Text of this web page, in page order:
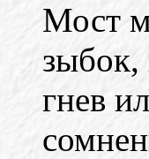
Мост
гнев